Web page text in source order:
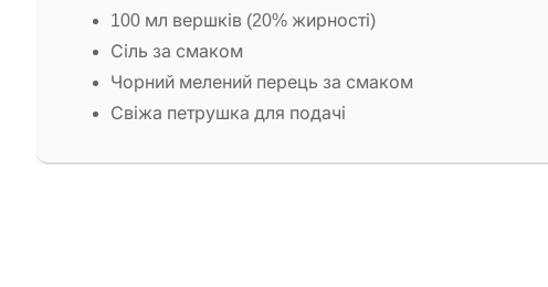
100 мл вершків (20% жирності)
Сіль за смаком
Чорний мелений перець за смаком
Свіжа петрушка для подачі